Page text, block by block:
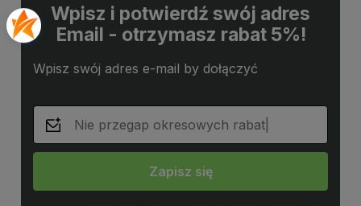
Wpisz i potwierdź swój adres
Email - otrzymasz rabat 5%!
Wpisz swój adres e-mail by dołączyć
Zapisz się